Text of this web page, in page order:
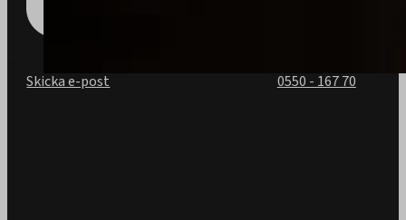
Skicka e-post 0550 - 167 70